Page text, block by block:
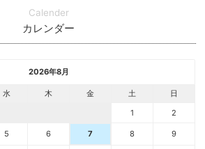
Calender
カレンダー
2026年8月
水 木 金 土
日
1
2
5 6 7 8 9